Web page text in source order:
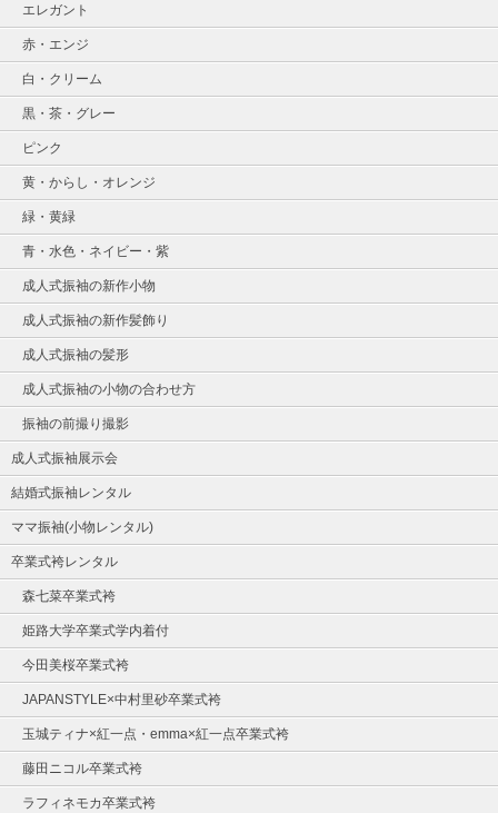
エレガント
赤・エンジ
白・クリーム
黒・茶・グレー
ピンク
黄・からし・オレンジ
緑・黄緑
青・水色・ネイビー・紫
成人式振袖の新作小物
成人式振袖の新作髪飾り
成人式振袖の髪形
成人式振袖の小物の合わせ方
振袖の前撮り撮影
成人式振袖展示会
結婚式振袖レンタル
ママ振袖(小物レンタル)
卒業式袴レンタル
森七菜卒業式袴
姫路大学卒業式学内着付
今田美桜卒業式袴
JAPANSTYLE×中村里砂卒業式袴
玉城ティナ×紅一点・emma×紅一点卒業式袴
藤田ニコル卒業式袴
ラフィネモカ卒業式袴